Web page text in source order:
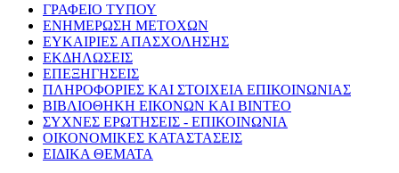
ΓΡΑΦΕΙΟ ΤΥΠΟΥ
ΕΝΗΜΕΡΩΣΗ ΜΕΤΟΧΩΝ
ΕΥΚΑΙΡΙΕΣ ΑΠΑΣΧΟΛΗΣΗΣ
ΕΚΔΗΛΩΣΕΙΣ
ΕΠΕΞΗΓΗΣΕΙΣ
ΠΛΗΡΟΦΟΡΙΕΣ ΚΑΙ ΣΤΟΙΧΕΙΑ ΕΠΙΚΟΙΝΩΝΙΑΣ
ΒΙΒΛΙΟΘΗΚΗ ΕΙΚΟΝΩΝ ΚΑΙ ΒΙΝΤΕΟ
ΣΥΧΝΕΣ ΕΡΩΤΗΣΕΙΣ - ΕΠΙΚΟΙΝΩΝΙΑ
ΟΙΚΟΝΟΜΙΚΕΣ ΚΑΤΑΣΤΑΣΕΙΣ
ΕΙΔΙΚΑ ΘΕΜΑΤΑ